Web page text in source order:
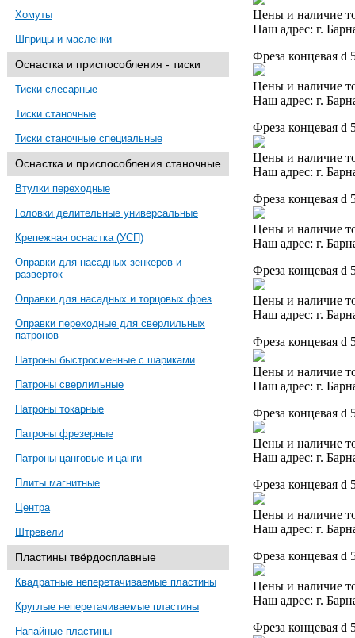
Хомуты
Шприцы и масленки
Оснастка и приспособления - тиски
Тиски слесарные
Тиски станочные
Тиски станочные специальные
Оснастка и приспособления станочные
Втулки переходные
Головки делительные универсальные
Крепежная оснастка (УСП)
Оправки для насадных зенкеров и
разверток
Оправки для насадных и торцовых фрез
Оправки переходные для сверлильных
патронов
Патроны быстросменные с шариками
Патроны сверлильные
Патроны токарные
Патроны фрезерные
Патроны цанговые и цанги
Плиты магнитные
Центра
Штревели
Пластины твёрдосплавные
Квадратные неперетачиваемые пластины
Круглые неперетачиваемые пластины
Напайные пластины
Цены и наличие
Наш адрес: г.
Фреза концевая
Цены и наличие
Наш адрес: г.
Фреза концевая
Цены и наличие
Наш адрес: г.
Фреза концевая
Цены и наличие
Наш адрес: г.
Фреза концевая
Цены и наличие
Наш адрес: г.
Фреза концевая
Цены и наличие
Наш адрес: г.
Фреза концевая
Цены и наличие
Наш адрес: г.
Фреза концевая
Цены и наличие
Наш адрес: г.
Фреза концевая
Цены и наличие
Наш адрес: г.
Фреза концевая